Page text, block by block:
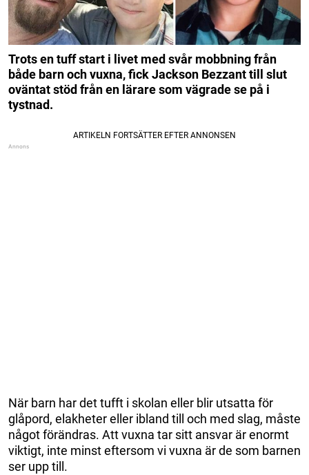
Trots en tuff start i livet med svår mobbning från
både barn och vuxna, fick Jackson Bezzant till slut
oväntat stöd från en lärare som vägrade se på i
tystnad.
När barn har det tufft i skolan eller blir utsatta för
glåpord, elakheter eller ibland till och med slag, måste
något förändras. Att vuxna tar sitt ansvar är enormt
viktigt, inte minst eftersom vi vuxna är de som barnen
ser upp till.